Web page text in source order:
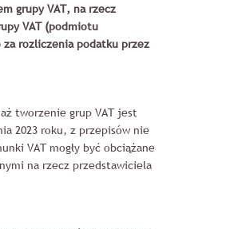
grupy VAT, na rzecz
VAT (podmiotu
rozliczenia podatku przez
tworzenie grup VAT jest
2023 roku, z przepisów nie
VAT mogły być obciążane
na rzecz przedstawiciela